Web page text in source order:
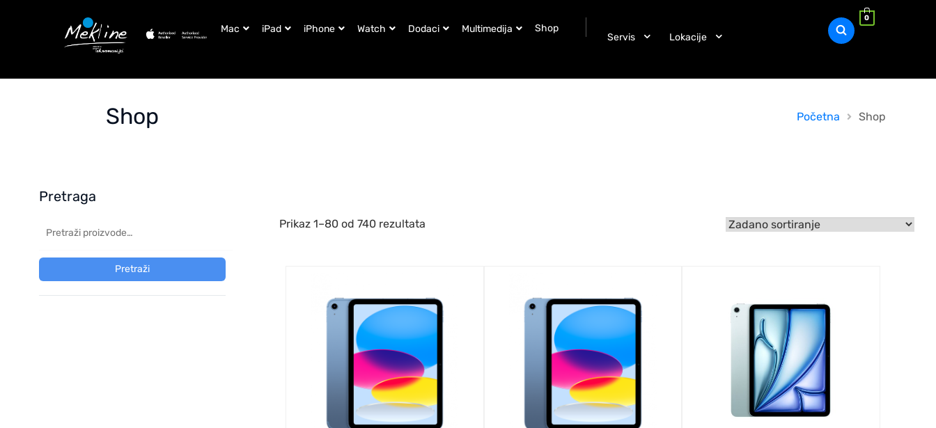
Mac iPad iPhone Watch Dodaci Multimedija Shop
Servis Lokacije
0
Shop Početna Shop
Pretraga
Pretraži
Prikaz 1–80 od 740 rezultata